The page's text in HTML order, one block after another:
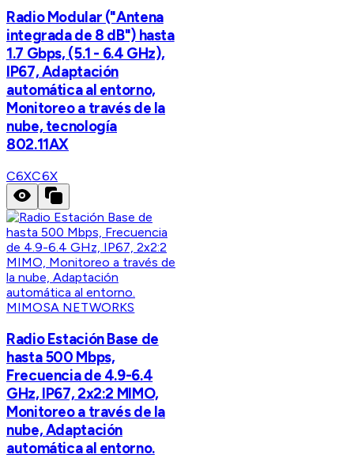
Radio Modular ("Antena
integrada de 8 dB") hasta
1.7 Gbps, (5.1 - 6.4 GHz),
IP67, Adaptación
automática al entorno,
Monitoreo a través de la
nube, tecnología
802.11AX
C6XC6X
MIMOSA NETWORKS
Radio Estación Base de
hasta 500 Mbps,
Frecuencia de 4.9-6.4
GHz, IP67, 2x2:2 MIMO,
Monitoreo a través de la
nube, Adaptación
automática al entorno.